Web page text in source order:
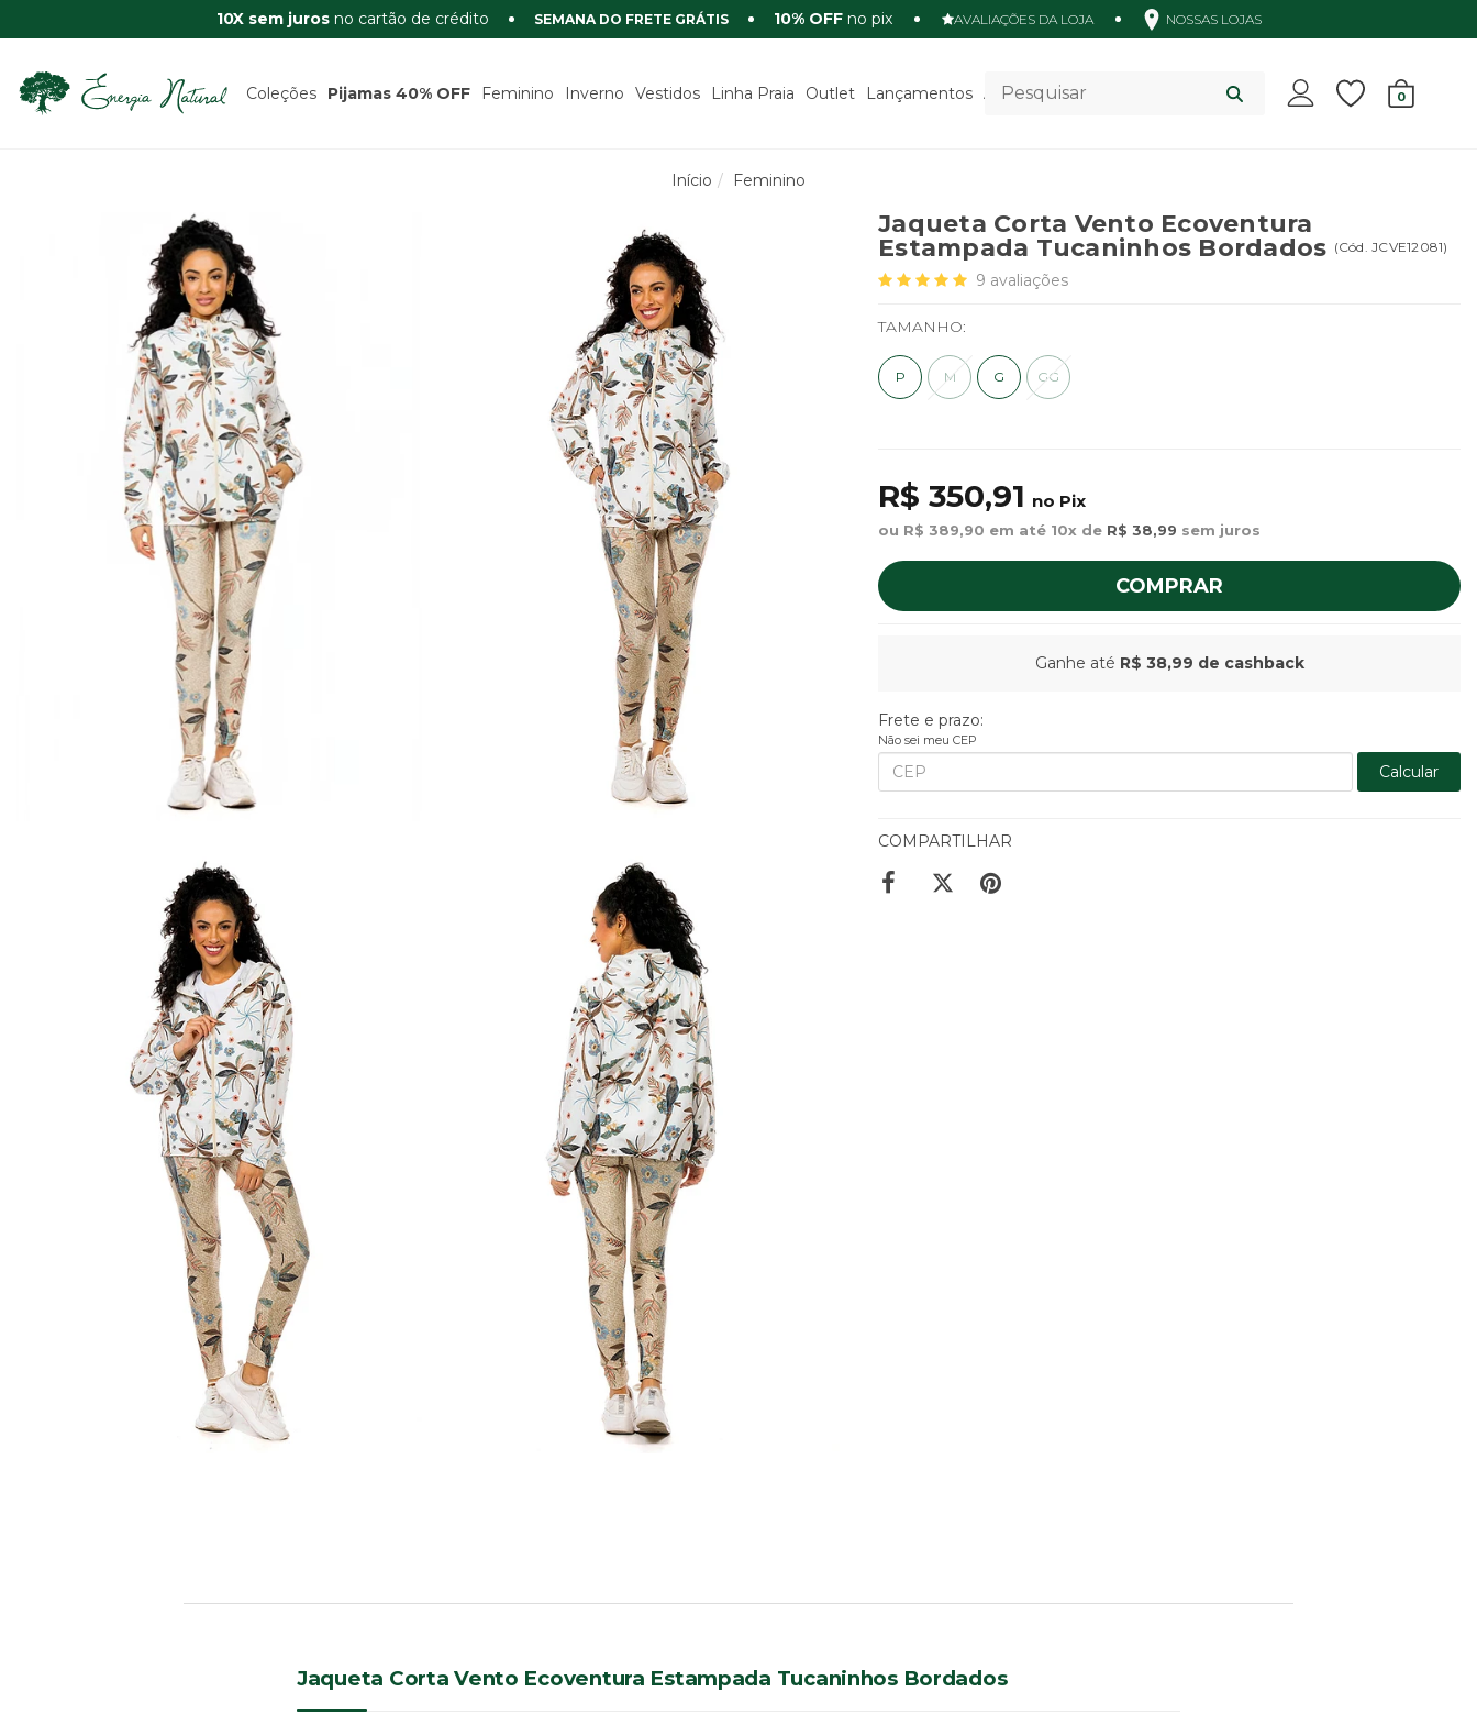
10X sem jurosno cartão de crédito SEMANA DO FRETE GRÁTIS 10% OFF no pix AVALIAÇÕES DA LOJA NOSSAS LOJAS
Coleções Pijamas 40% OFF Feminino Inverno Vestidos Linha Praia Outlet Lançamentos Acessórios 0
Início Feminino
Jaqueta Corta Vento Ecoventura
Estampada Tucaninhos Bordados (Cód. JCVE12081)
9 avaliações
TAMANHO:
P M G GG
R$ 350,91 no Pix
ou R$ 389,90 em até 10x de R$ 38,99 sem juros
COMPRAR
Ganhe até R$ 38,99 de cashback
Frete e prazo:
Não sei meu CEP
Calcular
COMPARTILHAR
Jaqueta Corta Vento Ecoventura Estampada Tucaninhos Bordados